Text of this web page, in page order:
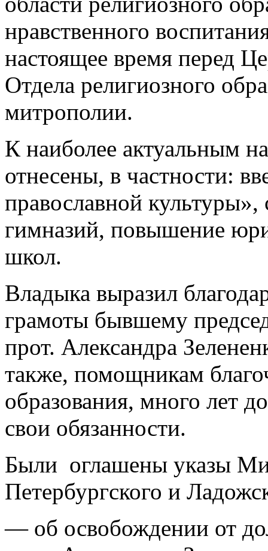
нравственного
настоящее время перед
Отдела религиозного
митрополии.
К наиболее актуальным
отнесены, в частности:
православной
гимназий, повышение
школ.
Владыка выразил
грамоты бывшему
прот. Александра
также, помощникам
образования, много лет
свои обязанности.
Были оглашены указы
Петербургского и
— об освобождении от